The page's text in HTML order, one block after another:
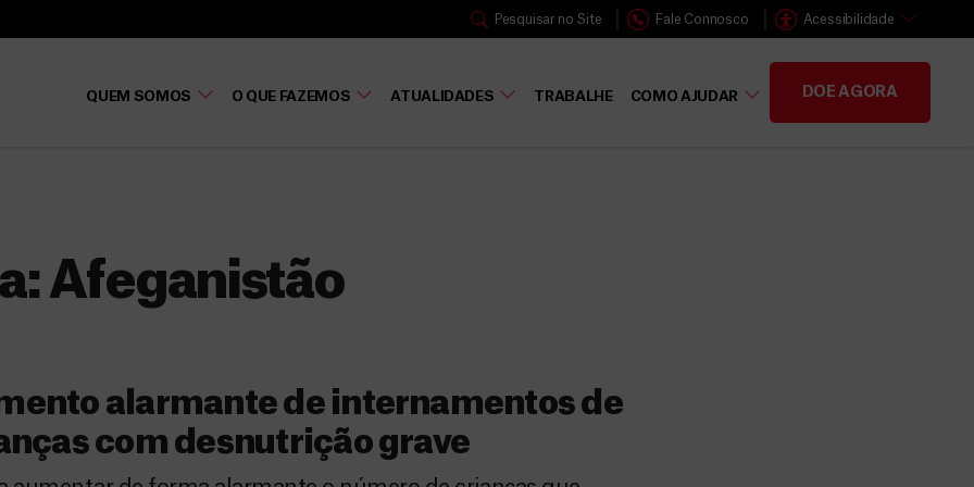
Pesquisar no Site Fale Connosco Acessibilidade
QUEM SOMOS O QUE FAZEMOS ATUALIDADES TRABALHE COMO AJUDAR DOE AGORA
Afeganistão
alarmante de internamentos de
com desnutrição grave